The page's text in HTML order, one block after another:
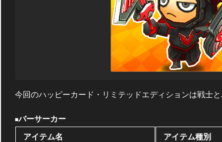
今回のハッピーカード・リミテッドエディションは戦士
■バーサーカー
アイテム名
アイテム種別